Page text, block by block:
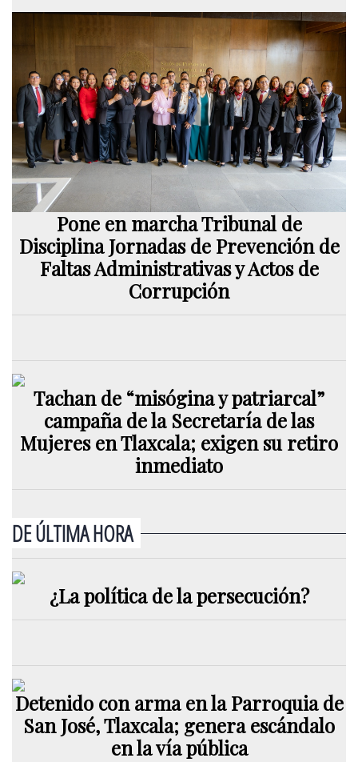
Pone en marcha Tribunal de
Disciplina Jornadas de Prevención de
Faltas Administrativas y Actos de
Corrupción
Tachan de “misógina y patriarcal”
campaña de la Secretaría de las
Mujeres en Tlaxcala; exigen su retiro
inmediato
DE ÚLTIMA HORA
¿La política de la persecución?
Detenido con arma en la Parroquia de
San José, Tlaxcala; genera escándalo
en la vía pública